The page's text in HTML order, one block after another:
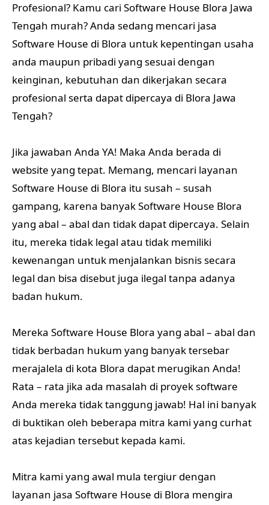
Profesional? Kamu cari Software House Blora Jawa
Tengah murah? Anda sedang mencari jasa
Software House di Blora untuk kepentingan usaha
anda maupun pribadi yang sesuai dengan
keinginan, kebutuhan dan dikerjakan secara
profesional serta dapat dipercaya di Blora Jawa
Tengah?
Jika jawaban Anda YA! Maka Anda berada di
website yang tepat. Memang, mencari layanan
Software House di Blora itu susah – susah
gampang, karena banyak Software House Blora
yang abal – abal dan tidak dapat dipercaya. Selain
itu, mereka tidak legal atau tidak memiliki
kewenangan untuk menjalankan bisnis secara
legal dan bisa disebut juga ilegal tanpa adanya
badan hukum.
Mereka Software House Blora yang abal – abal dan
tidak berbadan hukum yang banyak tersebar
merajalela di kota Blora dapat merugikan Anda!
Rata – rata jika ada masalah di proyek software
Anda mereka tidak tanggung jawab! Hal ini banyak
di buktikan oleh beberapa mitra kami yang curhat
atas kejadian tersebut kepada kami.
Mitra kami yang awal mula tergiur dengan
layanan jasa Software House di Blora mengira